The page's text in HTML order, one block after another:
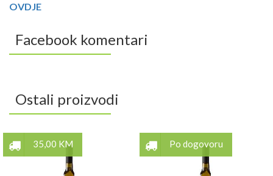
OVDJE
Facebook komentari
Ostali proizvodi
35,00 KM Po dogovoru